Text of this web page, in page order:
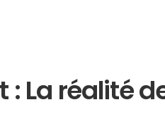
: La réalité